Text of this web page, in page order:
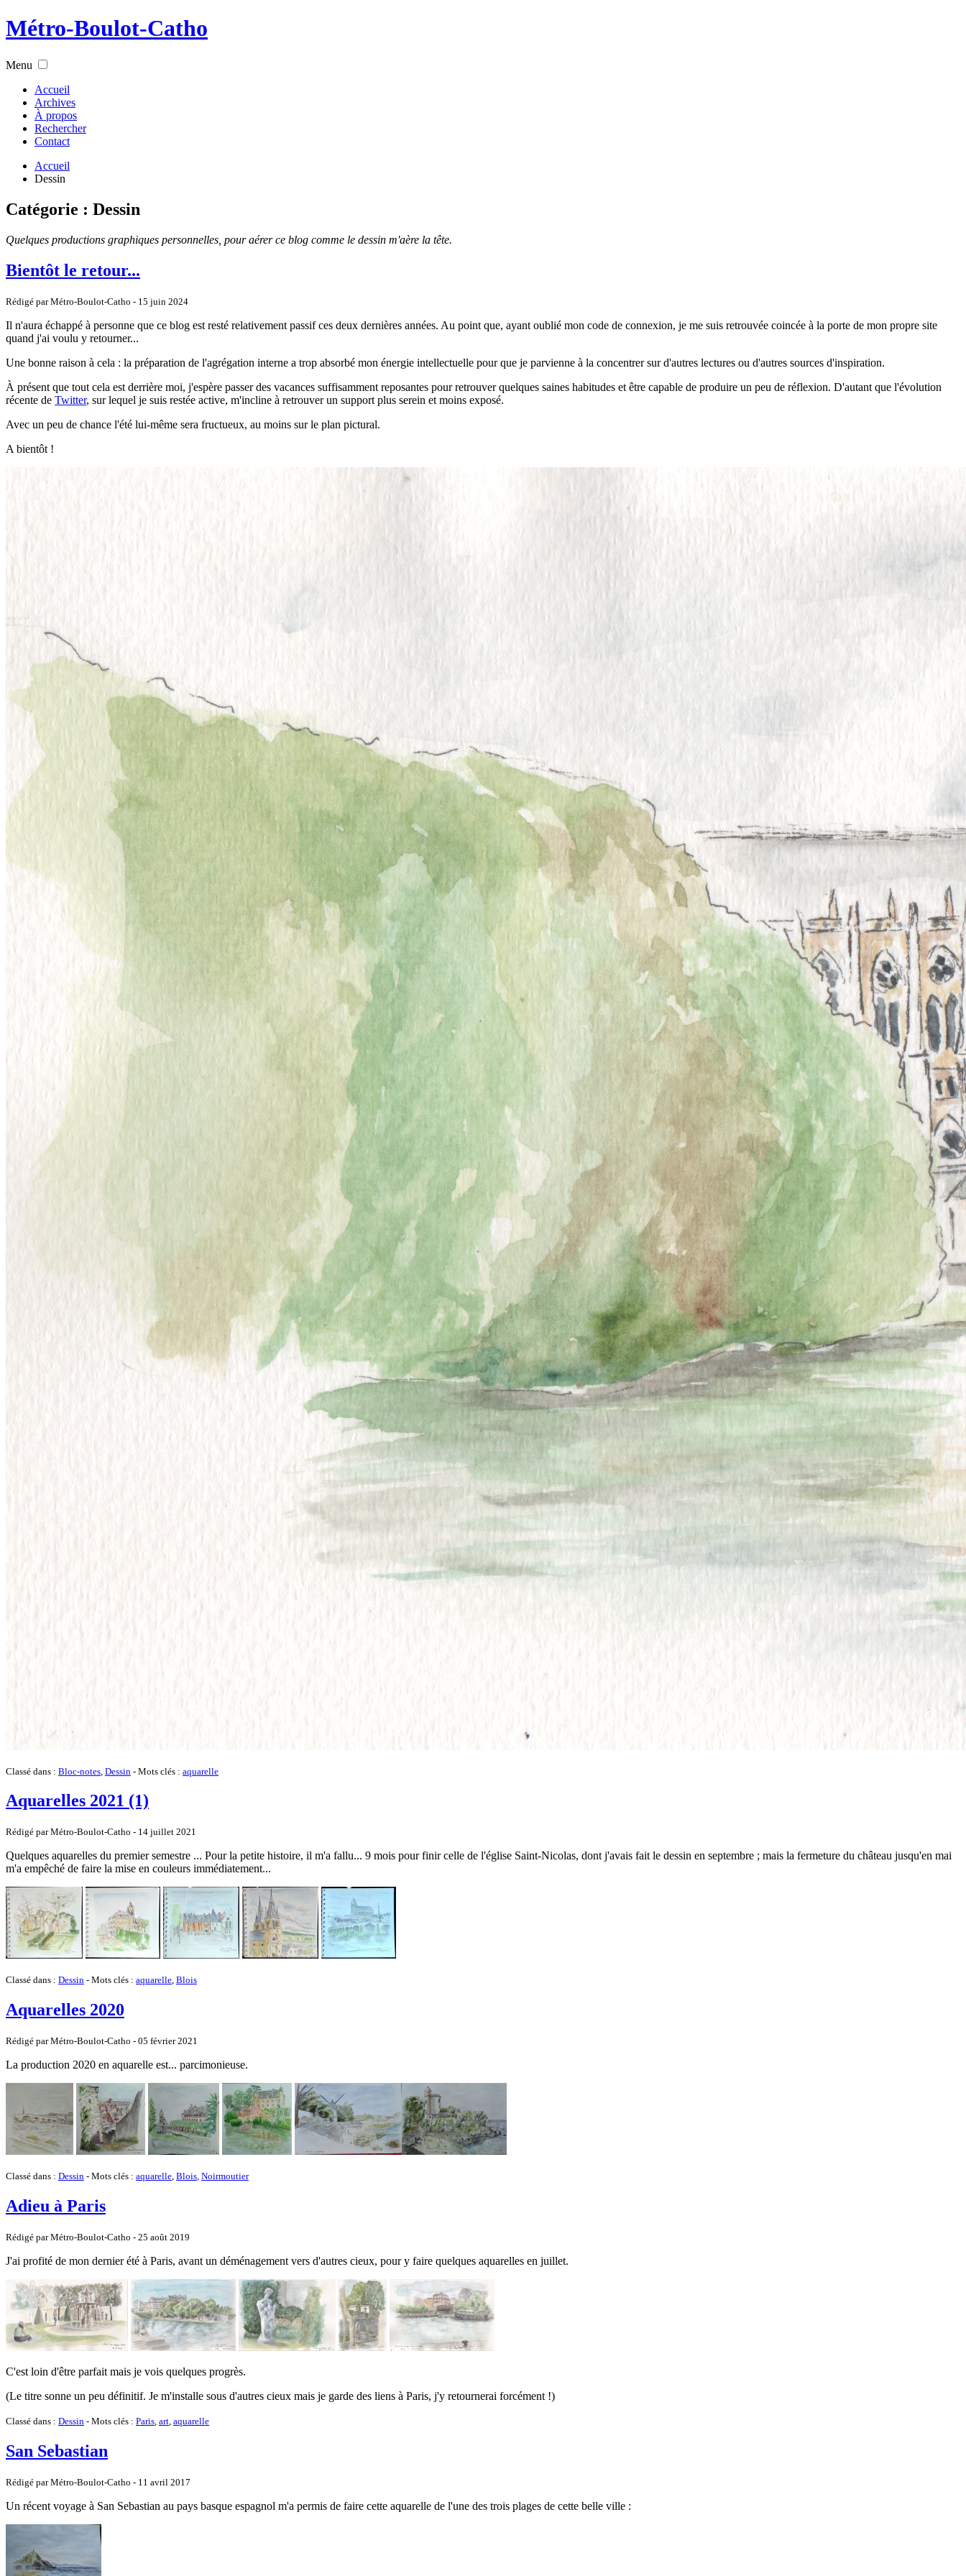
Métro-Boulot-Catho
Menu
Accueil
Archives
À propos
Rechercher
Contact
Accueil
Dessin
Catégorie : Dessin
Quelques productions graphiques personnelles, pour aérer ce blog comme le dessin m'aère la tête.
Bientôt le retour...
Rédigé par Métro-Boulot-Catho - 15 juin 2024
Il n'aura échappé à personne que ce blog est resté relativement passif ces deux dernières années. Au point que, ayant oublié mon code de connexion, je me suis retrouvée coincée à la porte de mon propre site
quand j'ai voulu y retourner...
Une bonne raison à cela : la préparation de l'agrégation interne a trop absorbé mon énergie intellectuelle pour que je parvienne à la concentrer sur d'autres lectures ou d'autres sources d'inspiration.
À présent que tout cela est derrière moi, j'espère passer des vacances suffisamment reposantes pour retrouver quelques saines habitudes et être capable de produire un peu de réflexion. D'autant que l'évolution
récente de Twitter, sur lequel je suis restée active, m'incline à retrouver un support plus serein et moins exposé.
Avec un peu de chance l'été lui-même sera fructueux, au moins sur le plan pictural.
A bientôt !
Classé dans : Bloc-notes Dessin - Mots clés : aquarelle
Aquarelles 2021 (1)
Rédigé par Métro-Boulot-Catho - 14 juillet 2021
Quelques aquarelles du premier semestre ... Pour la petite histoire, il m'a fallu... 9 mois pour finir celle de l'église Saint-Nicolas, dont j'avais fait le dessin en septembre ; mais la fermeture du château jusqu'en mai
m'a empêché de faire la mise en couleurs immédiatement...
Classé dans : Dessin - Mots clés : aquarelle, Blois
Aquarelles 2020
Rédigé par Métro-Boulot-Catho - 05 février 2021
La production 2020 en aquarelle est... parcimonieuse.
Classé dans : Dessin - Mots clés : aquarelle, Blois, Noirmoutier
Adieu à Paris
Rédigé par Métro-Boulot-Catho - 25 août 2019
J'ai profité de mon dernier été à Paris, avant un déménagement vers d'autres cieux, pour y faire quelques aquarelles en juillet.
C'est loin d'être parfait mais je vois quelques progrès.
(Le titre sonne un peu définitif. Je m'installe sous d'autres cieux mais je garde des liens à Paris, j'y retournerai forcément !)
Classé dans : Dessin - Mots clés : Paris art aquarelle
San Sebastian
Rédigé par Métro-Boulot-Catho - 11 avril 2017
Un récent voyage à San Sebastian au pays basque espagnol m'a permis de faire cette aquarelle de l'une des trois plages de cette belle ville :